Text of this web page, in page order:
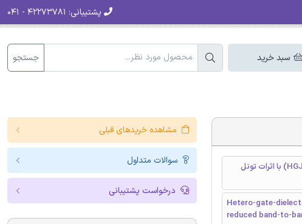
پشتیبانی:
سبد خرید جستجو
ترانزیستور بدون پیوند گیت-دوبل دی الکتریک-گیت-گوناگون (HGJLT) با اثرات تونل
Hetero-gate-
reduced band-to-
مشاهده خریدهای قبلی
سوالات متداول
درخواست پشتیبانی